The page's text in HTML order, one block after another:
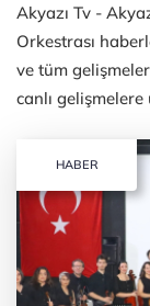
Akyazı Tv -
Orkestrası
ve tüm
canlı
HABER